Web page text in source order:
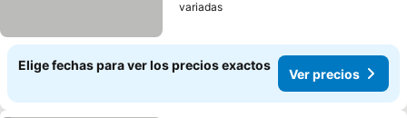
variadas
Elige fechas para ver los precios exactos
Ver precios